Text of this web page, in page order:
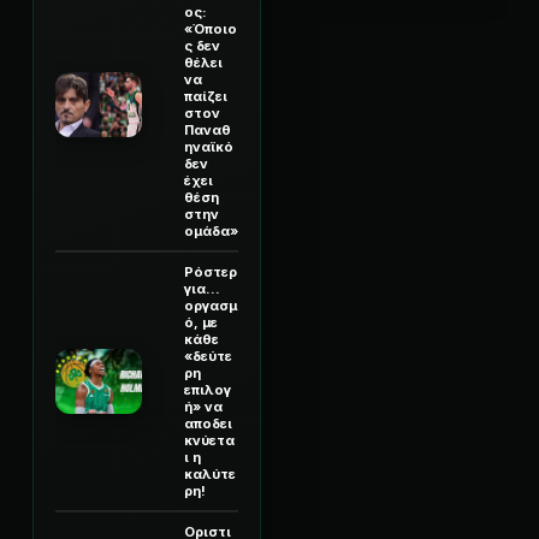
ος:
«Όποιο
ς δεν
θέλει
να
παίζει
στον
Παναθ
ηναϊκό
δεν
έχει
θέση
στην
ομάδα»
Ρόστερ
για...
οργασμ
ό, με
κάθε
«δεύτε
ρη
επιλογ
ή» να
αποδει
κνύετα
ι η
καλύτε
ρη!
Οριστι